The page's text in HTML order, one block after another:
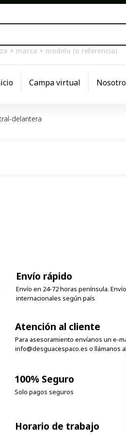
+ marca + modelo (o referencia)
Campa virtual
delantera
Envío rápido
Envío en 24-72 horas península.
internacionales según país
Atención al cliente
Para asesoramiento envíanos un e-
info@desguacespaco.es o llámanos al
100% Seguro
Solo pagos seguros
Horario de trabajo